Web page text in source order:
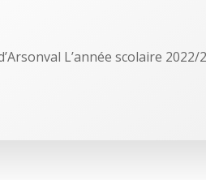
L’année scolaire 2022/